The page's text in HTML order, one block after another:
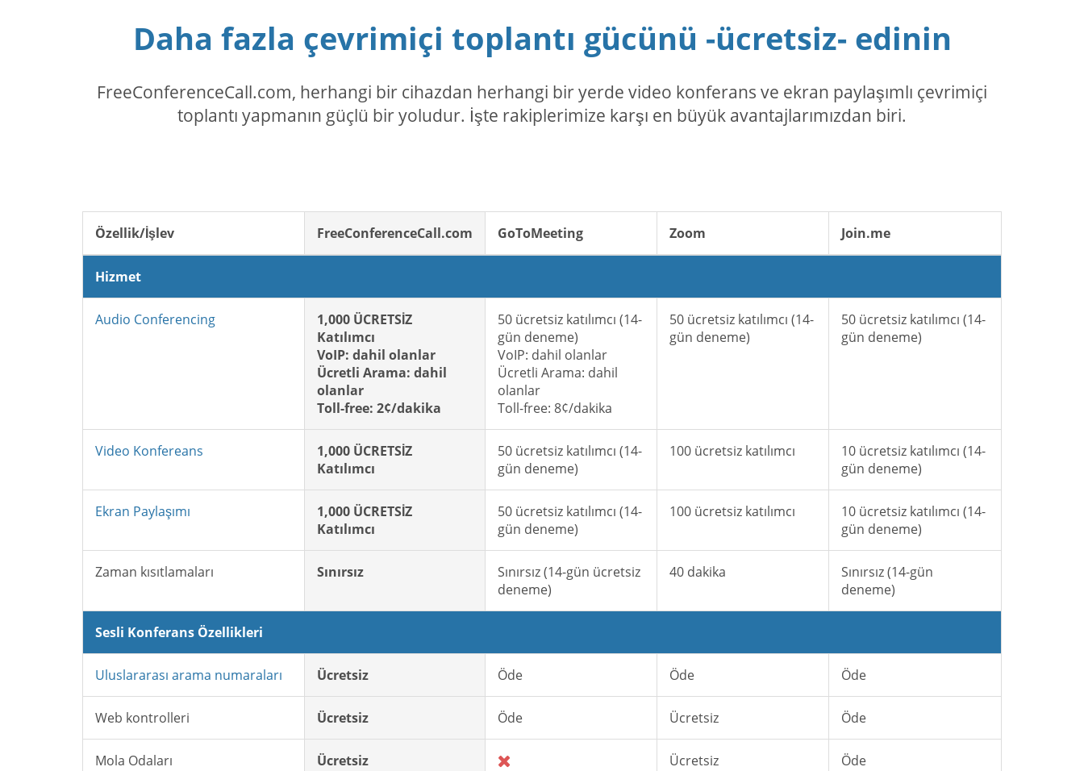
Daha fazla çevrimiçi toplantı gücünü -ücretsiz- edinin
FreeConferenceCall.com, herhangi bir cihazdan herhangi bir yerde video konferans ve ekran paylaşımlı çevrimiçi
toplantı yapmanın güçlü bir yoludur. İşte rakiplerimize karşı en büyük avantajlarımızdan biri.
Özellik/İşlev FreeConferenceCall.com GoToMeeting Zoom Join.me
Hizmet
Audio Conferencing
1,000 ÜCRETSİZ
Katılımcı
VoIP: dahil olanlar
Ücretli Arama: dahil
olanlar
Toll-free: 2¢/dakika
50 ücretsiz katılımcı (14-
gün deneme)
VoIP: dahil olanlar
Ücretli Arama: dahil
olanlar
Toll-free: 8¢/dakika
50 ücretsiz katılımcı (14-
gün deneme)
50 ücretsiz katılımcı (14-
gün deneme)
Video Konfereans
1,000 ÜCRETSİZ
Katılımcı
50 ücretsiz katılımcı (14-
gün deneme)
100 ücretsiz katılımcı
10 ücretsiz katılımcı (14-
gün deneme)
Ekran Paylaşımı
1,000 ÜCRETSİZ
Katılımcı
50 ücretsiz katılımcı (14-
gün deneme)
100 ücretsiz katılımcı
10 ücretsiz katılımcı (14-
gün deneme)
Zaman kısıtlamaları Sınırsız
Sınırsız (14-gün ücretsiz
deneme)
40 dakika
Sınırsız (14-gün
deneme)
Sesli Konferans Özellikleri
Uluslararası arama numaraları Ücretsiz Öde Öde Öde
Web kontrolleri Ücretsiz Öde Ücretsiz Öde
Mola Odaları Ücretsiz Ücretsiz Öde